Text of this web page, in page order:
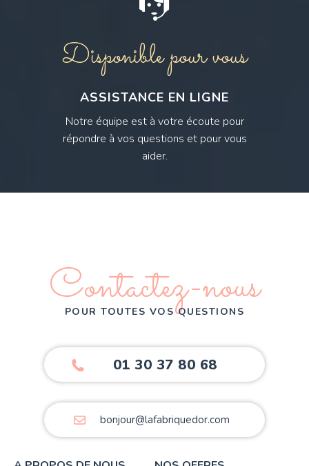
Disponible pour vous
ASSISTANCE EN LIGNE
Notre équipe est à votre écoute pour
répondre à vos questions et pour vous
aider.
Contactez-nous
POUR TOUTES VOS QUESTIONS
01 30 37 80 68
bonjour@lafabriquedor.com